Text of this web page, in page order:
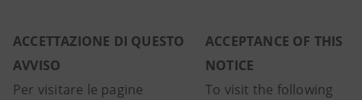
ACCETTAZIONE DI QUESTO
AVVISO
Per visitare le pagine
ACCEPTANCE OF THIS
NOTICE
To visit the following